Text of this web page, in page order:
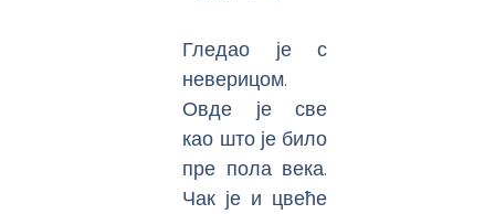
Гледао је с
неверицом.
Овде је све
као што је било
пре пола века.
Чак је и цвеће